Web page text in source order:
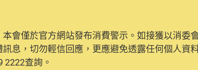
會僅於官方網站發布消費警示。如接獲以消委
息，切勿輕信回應，更應避免透露任何個人資
查詢。